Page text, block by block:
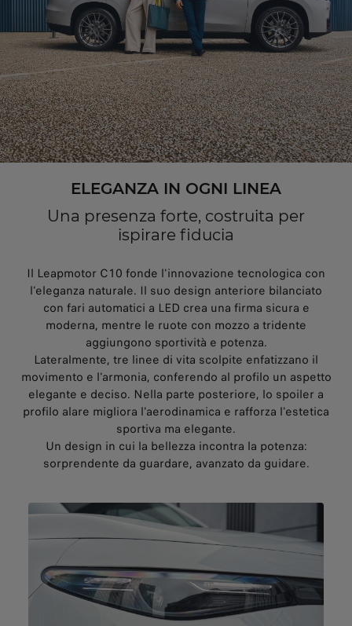
ELEGANZA IN OGNI LINEA
Una presenza forte, costruita per
ispirare fiducia
Il Leapmotor C10 fonde l'innovazione tecnologica con
l'eleganza naturale. Il suo design anteriore bilanciato
con fari automatici a LED crea una firma sicura e
moderna, mentre le ruote con mozzo a tridente
aggiungono sportività e potenza.
Lateralmente, tre linee di vita scolpite enfatizzano il
movimento e l'armonia, conferendo al profilo un aspetto
elegante e deciso. Nella parte posteriore, lo spoiler a
profilo alare migliora l'aerodinamica e rafforza l'estetica
sportiva ma elegante.
Un design in cui la bellezza incontra la potenza:
sorprendente da guardare, avanzato da guidare.